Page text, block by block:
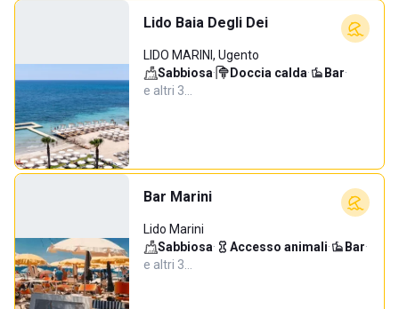
Lido Baia Degli Dei
LIDO MARINI, Ugento
Sabbiosa· Doccia calda· Bar·
e altri 3…
Bar Marini
Lido Marini
Sabbiosa· Accesso animali· Bar·
e altri 3…